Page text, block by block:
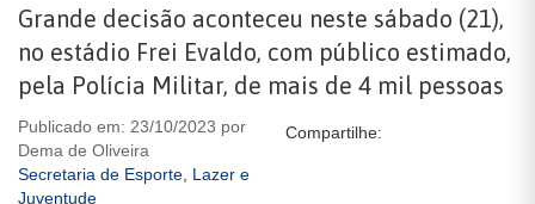
Grande decisão aconteceu neste sábado (21),
no estádio Frei Evaldo, com público estimado,
pela Polícia Militar, de mais de 4 mil pessoas
Publicado em: 23/10/2023 por
Dema de Oliveira
Secretaria de Esporte, Lazer e
Juventude
Compartilhe: